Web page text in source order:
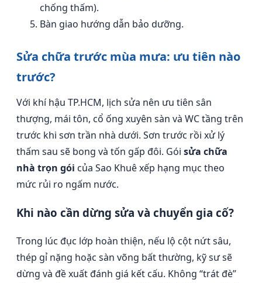
chống thấm).
Bàn giao hướng dẫn bảo dưỡng.
Sửa chữa trước mùa mưa: ưu tiên nào
trước?
Với khí hậu TP.HCM, lịch sửa nên ưu tiên sân
thượng, mái tôn, cổ ống xuyên sàn và WC tầng trên
trước khi sơn trần nhà dưới. Sơn trước rồi xử lý
thấm sau sẽ bong và tốn gấp đôi. Gói sửa chữa
nhà trọn gói của Sao Khuê xếp hạng mục theo
mức rủi ro ngấm nước.
Khi nào cần dừng sửa và chuyển gia cố?
Trong lúc đục lớp hoàn thiện, nếu lộ cột nứt sâu,
thép gỉ nặng hoặc sàn võng bất thường, kỹ sư sẽ
dừng và đề xuất đánh giá kết cấu. Không “trát đè”